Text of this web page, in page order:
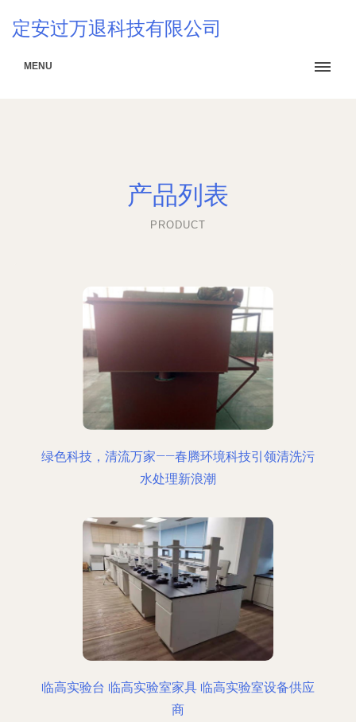
定安过万退科技有限公司
MENU
产品列表
PRODUCT
绿色科技，清流万家——春腾环境科技引领清洗污
水处理新浪潮
临高实验台 临高实验室家具 临高实验室设备供应
商